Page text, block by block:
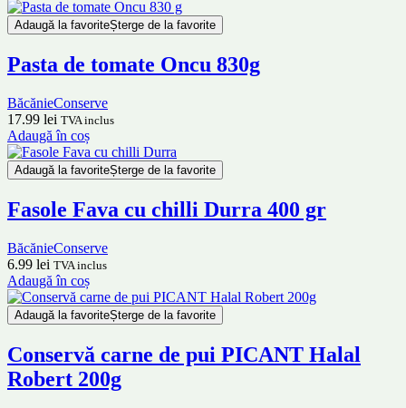
Adaugă la favoriteȘterge de la favorite
Pasta de tomate Oncu 830g
BăcănieConserve
17.99 lei TVA inclus
Adaugă în coș
Adaugă la favoriteȘterge de la favorite
Fasole Fava cu chilli Durra 400 gr
BăcănieConserve
6.99 lei TVA inclus
Adaugă în coș
Adaugă la favoriteȘterge de la favorite
Conservă carne de pui PICANT Halal
Robert 200g